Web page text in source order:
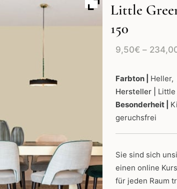
Little
150
9,50€ –
Farbton | Heller,
Hersteller | Little
Besonderheit |
geruchsfrei
Sie sind sich
einen online
für jeden Raum